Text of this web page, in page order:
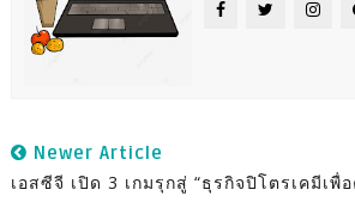
Newer Article
เอสซีจี เปิด 3 เกมรุกสู่ “ธุรกิจปิโตรเคมีเพื่